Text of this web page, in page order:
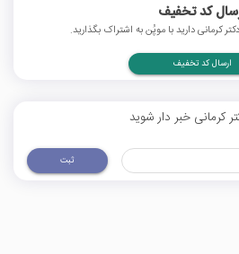
کد تخفیف
کرمانی دارید با موپُن به اشتراک بگذارید.
ارسال کد تخفیف
کرمانی خبر دار شوید
ثبت